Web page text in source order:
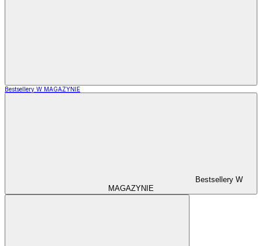
Bestsellery W MAGAZYNIE
Bestsellery W
MAGAZYNIE